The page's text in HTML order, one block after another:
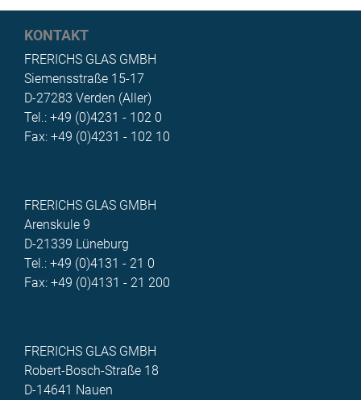
KONTAKT
FRERICHS GLAS GMBH
Siemensstraße 15-17
D-27283 Verden (Aller)
Tel.: +49 (0)4231 - 102 0
Fax: +49 (0)4231 - 102 10
FRERICHS GLAS GMBH
Arenskule 9
D-21339 Lüneburg
Tel.: +49 (0)4131 - 21 0
Fax: +49 (0)4131 - 21 200
FRERICHS GLAS GMBH
Robert-Bosch-Straße 18
D-14641 Nauen